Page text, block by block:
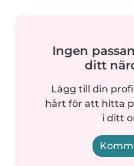
Ingen
ditt
Lägg till din
hårt för att hitta
i ditt